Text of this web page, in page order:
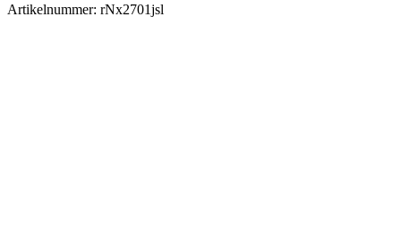
Artikelnummer: rNx2701jsl